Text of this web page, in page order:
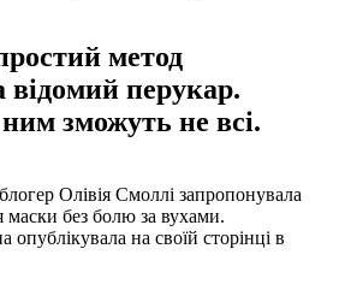
метод
відомий перукар.
зможуть не всі.
Олівія Смоллі запропонувала
маски без болю за вухами.
на своїй сторінці в